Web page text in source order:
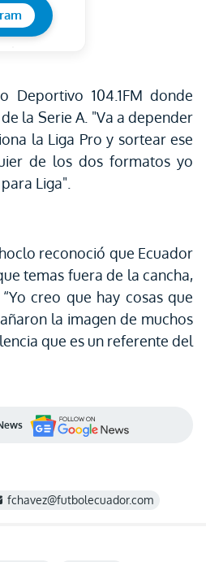
Deportivo 104.1FM donde
la Serie A. "Va a depender
la Liga Pro y sortear ese
de los dos formatos yo
Liga".
reconoció que Ecuador
temas fuera de la cancha,
creo que hay cosas que
la imagen de muchos
que es un referente del
fchavez@futbolecuador.com